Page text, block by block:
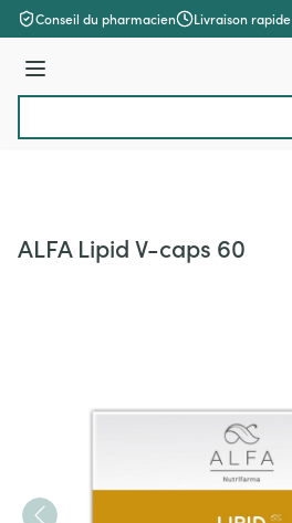
Aller au contenu
Conseil du pharmacien Livraison rapide
Menu
ALFA Lipid V-caps 60